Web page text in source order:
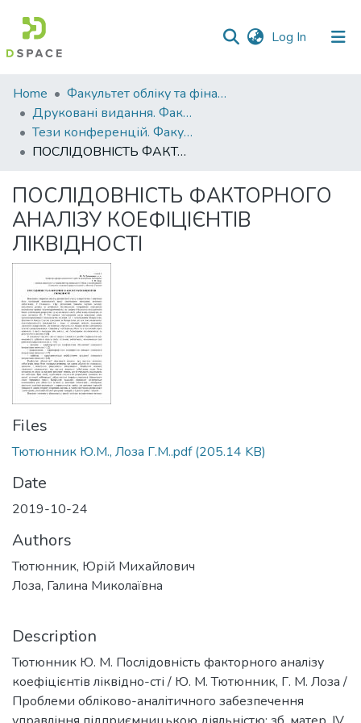
Log In (current)
Communities
&
Collections
All of DSpace
Statistics
Home
Факультет обліку та фінансів
Друковані видання. Факультет обліку та фінансів
Тези конференцій. Факультет обліку та фінансів
ПОСЛІДОВНІСТЬ ФАКТОРНОГО АНАЛІЗУ КОЕФІЦІЄНТІВ ЛІКВІДНОСТІ
ПОСЛІДОВНІСТЬ ФАКТОРНОГО
АНАЛІЗУ КОЕФІЦІЄНТІВ
ЛІКВІДНОСТІ
Files
Тютюнник Ю.М., Лоза Г.М..pdf(205.14 KB)
Date
2019-10-24
Authors
Тютюнник, Юрій Михайлович
Лоза, Галина Миколаївна
Description
Тютюнник Ю. М. Послідовність факторного аналізу
коефіцієнтів ліквідно-сті / Ю. М. Тютюнник, Г. М. Лоза /
Проблеми обліково-аналітичного забезпечення